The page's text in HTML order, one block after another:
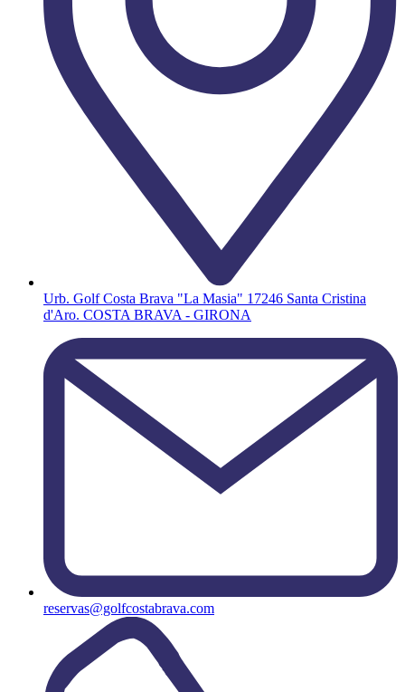
Urb. Golf Costa Brava "La Masia" 17246 Santa Cristina
d'Aro. COSTA BRAVA - GIRONA
reservas@golfcostabrava.com